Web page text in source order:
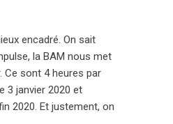
encadré. On sait
la BAM nous met
Ce sont 4 heures par
3 janvier 2020 et
2020. Et justement, on